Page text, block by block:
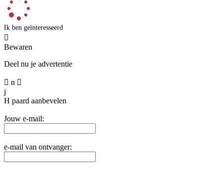
Ik ben geïnteresseerd

Bewaren
Deel nu je advertentie
 n 
j
H paard aanbevelen
Jouw e-mail:
e-mail van ontvanger: